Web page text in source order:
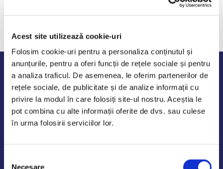
Acest site utilizează cookie-uri
Folosim cookie-uri pentru a personaliza conținutul și
anunțurile, pentru a oferi funcții de rețele sociale și pentru
a analiza traficul. De asemenea, le oferim partenerilor de
rețele sociale, de publicitate și de analize informații cu
privire la modul în care folosiți site-ul nostru. Aceștia le
pot combina cu alte informații oferite de dvs. sau culese
în urma folosirii serviciilor lor.
Necesare
Program de lucru
Luni - Vineri: 09:00-18:00
Sambata - Duminica: 10:00-14:00